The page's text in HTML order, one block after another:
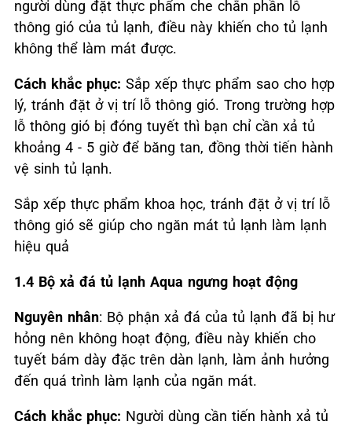
người dùng đặt thực phẩm che chắn phần lỗ
thông gió của tủ lạnh, điều này khiến cho tủ lạnh
không thể làm mát được.
Cách khắc phục: Sắp xếp thực phẩm sao cho hợp
lý, tránh đặt ở vị trí lỗ thông gió. Trong trường hợp
lỗ thông gió bị đóng tuyết thì bạn chỉ cần xả tủ
khoảng 4 - 5 giờ để băng tan, đồng thời tiến hành
vệ sinh tủ lạnh.
Sắp xếp thực phẩm khoa học, tránh đặt ở vị trí lỗ
thông gió sẽ giúp cho ngăn mát tủ lạnh làm lạnh
hiệu quả
1.4 Bộ xả đá tủ lạnh Aqua ngưng hoạt động
Nguyên nhân: Bộ phận xả đá của tủ lạnh đã bị hư
hỏng nên không hoạt động, điều này khiến cho
tuyết bám dày đặc trên dàn lạnh, làm ảnh hưởng
đến quá trình làm lạnh của ngăn mát.
Cách khắc phục: Người dùng cần tiến hành xả tủ